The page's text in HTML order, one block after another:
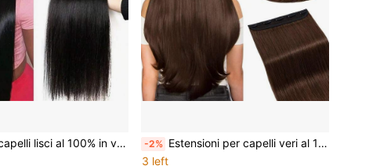
Ciocche di capelli lisci al 100% in vera pelle brasiliana Remy, estensioni capelli umani, 1/3/4 pezzi, capelli veri brasiliani per donne
-2% Estensioni per capelli veri al 100% con molletta, pezzo unico con molletta, lunghi e lisci, molletta sui capelli, mezza testa, morbidi e setosi, colore #2 marrone scuro
3 left